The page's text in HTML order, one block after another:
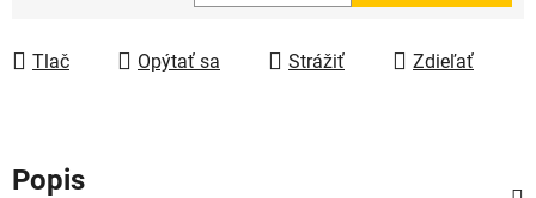
Tlač Opýtať sa Strážiť Zdieľať
Popis